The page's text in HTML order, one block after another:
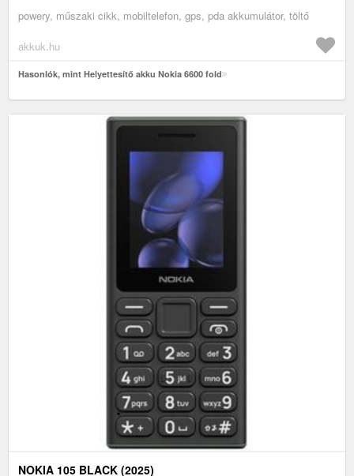
powery, műszaki cikk, mobiltelefon, gps, pda akkumulátor, töltő
akkuk.hu
Hasonlók, mint Helyettesítő akku Nokia 6600 fold
NOKIA 105 BLACK (2025)